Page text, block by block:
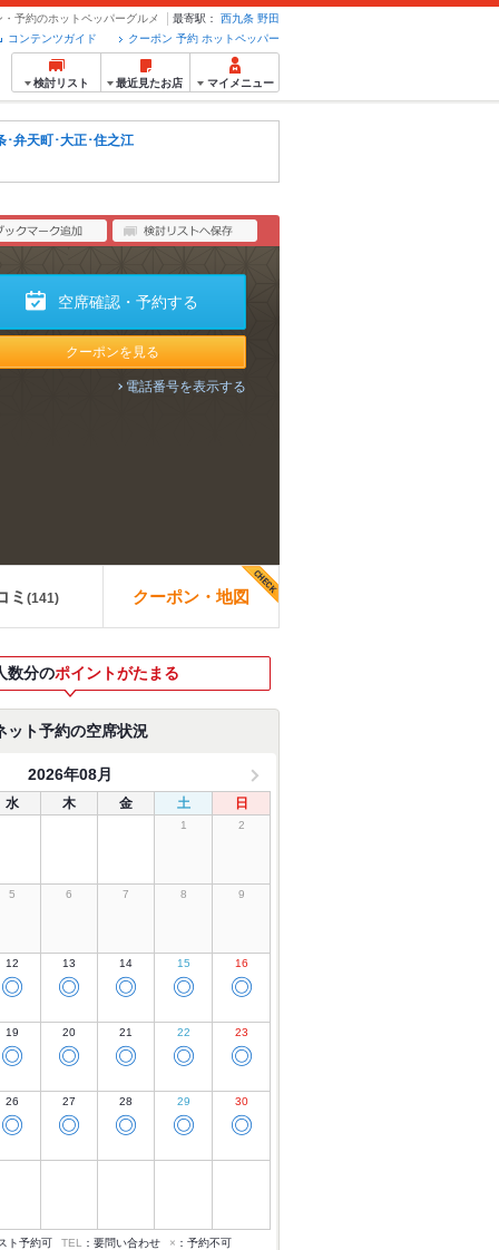
予約のホットペッパーグルメ 最寄駅： 西九条 野田
クーポン 予約 ホットペッパー
コンテンツガイド
検討リスト 最近見たお店 マイメニュー
･弁天町･大正･住之江
空席確認・予約する
クーポンを見る
電話番号を表示する
ミ (141) クーポン・地図
数分のポイントがたまる
ット予約の空席状況
2026年08月
水 木 金 土 日
1 2
5 6 7 8 9
12
◎
13
◎
14
◎
15
◎
16
◎
19
◎
20
◎
21
◎
22
◎
23
◎
26
◎
27
◎
28
◎
29
◎
30
◎
ト予約可 TEL ：要問い合わせ × ：予約不可